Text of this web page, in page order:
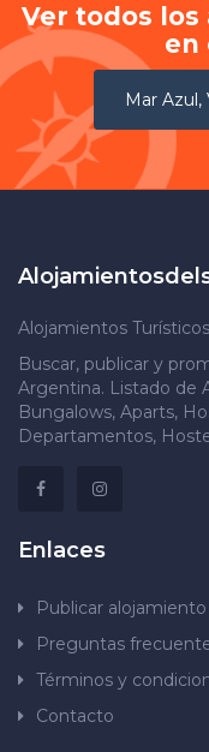
Ver todos
en
Mar Azul,
Alojamientos
Buscar, publicar y
Argentina. Listado de
Bungalows, Aparts,
Departamentos,
Enlaces
Publicar
Preguntas
Términos y
Contacto